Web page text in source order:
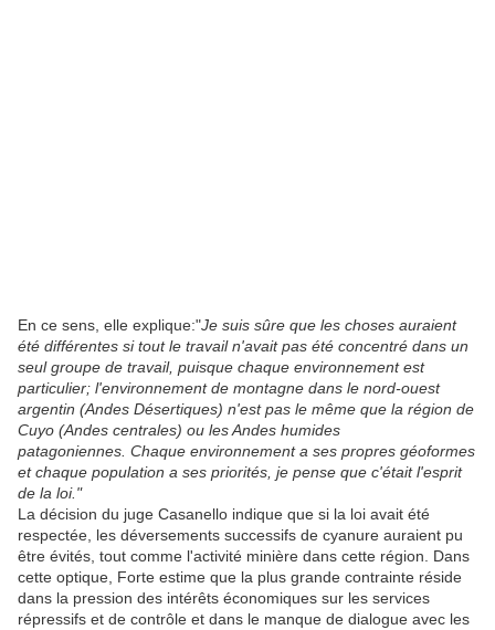
En ce sens, elle explique:"Je suis sûre que les choses auraient
été différentes si tout le travail n'avait pas été concentré dans un
seul groupe de travail, puisque chaque environnement est
particulier; l'environnement de montagne dans le nord-ouest
argentin (Andes Désertiques) n'est pas le même que la région de
Cuyo (Andes centrales) ou les Andes humides
patagoniennes. Chaque environnement a ses propres géoformes
et chaque population a ses priorités, je pense que c'était l'esprit
de la loi."
La décision du juge Casanello indique que si la loi avait été
respectée, les déversements successifs de cyanure auraient pu
être évités, tout comme l'activité minière dans cette région. Dans
cette optique, Forte estime que la plus grande contrainte réside
dans la pression des intérêts économiques sur les services
répressifs et de contrôle et dans le manque de dialogue avec les